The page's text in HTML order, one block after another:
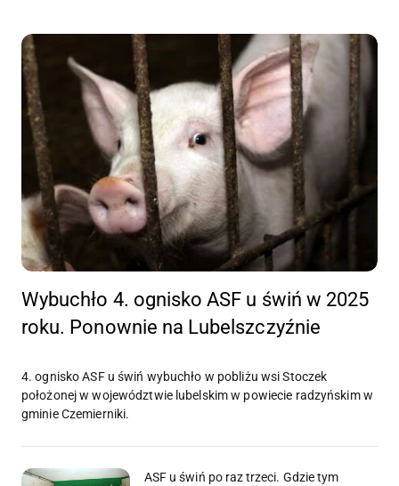
Wybuchło 4. ognisko ASF u świń w 2025
roku. Ponownie na Lubelszczyźnie
4. ognisko ASF u świń wybuchło w pobliżu wsi Stoczek
położonej w województwie lubelskim w powiecie radzyńskim w
gminie Czemierniki.
ASF u świń po raz trzeci. Gdzie tym